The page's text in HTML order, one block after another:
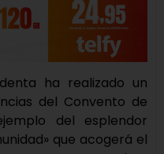
ha realizado un
del Convento de
del esplendor
que acogerá el